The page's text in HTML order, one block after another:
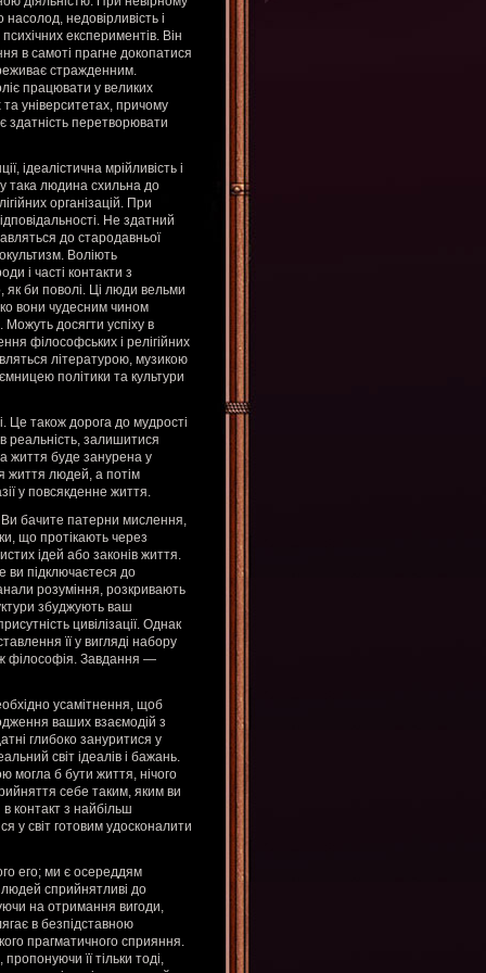
недовірливість і
експериментів. Він
в самоті прагне докопатися
стражденним.
працювати у великих
та університетах, причому
здатність перетворювати
ідеалістична мрійливість і
така людина схильна до
організацій. При
Не здатний
до стародавньої
Воліють
і часті контакти з
як би поволі. Ці люди вельми
вони чудесним чином
досягти успіху в
філософських і релігійних
літературою, музикою
політики та культури
Це також дорога до мудрості
реальність, залишитися
життя буде занурена у
життя людей, а потім
у повсякденне життя.
Ви бачите патерни мислення,
що протікають через
ідей або законів життя.
ви підключаєтеся до
розуміння, розкривають
збуджують ваш
цивілізації. Однак
її у вигляді набору
філософія. Завдання —
усамітнення, щоб
ваших взаємодій з
глибоко зануритися у
світ ідеалів і бажань.
могла б бути життя, нічого
себе таким, яким ви
контакт з найбільш
у світ готовим удосконалити
его; ми є осереддям
людей сприйнятливі до
на отримання вигоди,
в безпідставною
прагматичного сприяння.
її тільки тоді,